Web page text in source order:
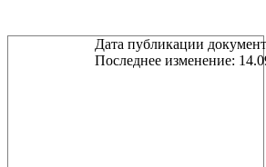
Дата публикации
Последнее изменение: